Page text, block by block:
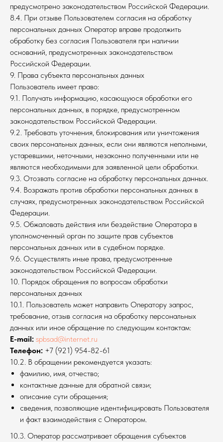
предусмотрено законодательством Российской Федерации.
8.4. При отзыве Пользователем согласия на обработку
персональных данных Оператор вправе продолжить
обработку без согласия Пользователя при наличии
оснований, предусмотренных законодательством
Российской Федерации.
9. Права субъекта персональных данных
Пользователь имеет право:
9.1. Получать информацию, касающуюся обработки его
персональных данных, в порядке, предусмотренном
законодательством Российской Федерации.
9.2. Требовать уточнения, блокирования или уничтожения
своих персональных данных, если они являются неполными,
устаревшими, неточными, незаконно полученными или не
являются необходимыми для заявленной цели обработки.
9.3. Отозвать согласие на обработку персональных данных.
9.4. Возражать против обработки персональных данных в
случаях, предусмотренных законодательством Российской
Федерации.
9.5. Обжаловать действия или бездействие Оператора в
уполномоченный орган по защите прав субъектов
персональных данных или в судебном порядке.
9.6. Осуществлять иные права, предусмотренные
законодательством Российской Федерации.
10. Порядок обращения по вопросам обработки
персональных данных
10.1. Пользователь может направить Оператору запрос,
требование, отзыв согласия на обработку персональных
данных или иное обращение по следующим контактам:
E-mail: spbsad@internet.ru
Телефон: +7 (921) 954-82-61
10.2. В обращении рекомендуется указать:
фамилию, имя, отчество;
контактные данные для обратной связи;
описание сути обращения;
сведения, позволяющие идентифицировать Пользователя
и факт взаимодействия с Оператором.
10.3. Оператор рассматривает обращения субъектов